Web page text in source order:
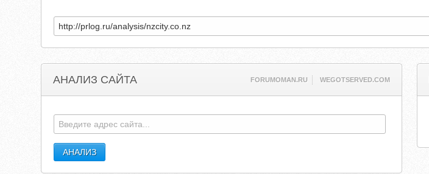
АНАЛИЗ САЙТА FORUMOMAN.RU WEGOTSERVED.COM